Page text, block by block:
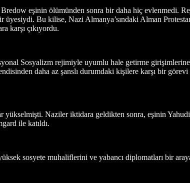
eşinin ölümünden sonra bir daha hiç evlenmedi.
Bu kilise, Nazi Almanya’sındaki Alman
karşı çıkıyordu.
Sosyalizm rejimiyle uyumlu hale getirme
daha az şanslı durumdaki kişilere karşı bir
Naziler iktidara geldikten sonra, eşinin
ile katıldı.
sosyete muhaliflerini ve yabancı diplomatları bir